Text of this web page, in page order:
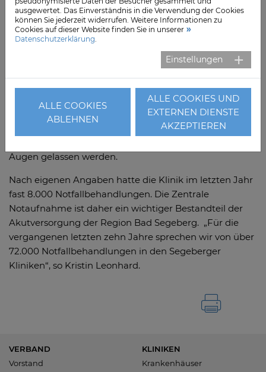
mit der ärztlichen Leitung der Zentralen Notaufnahme
betraut.
Ein Schwerpunkt ihrer Tätigkeit ist die optimale
medizinische Versorgung aller Patienten, die in der ZNA
Hilfe suchen. Kristin Leonhard lege Wert auf die
inhaltliche und organisatorische Optimierung der
Behandlungspfade, heißt es in einer Mitteilung der
Klinik. Gleichzeitig dürfe die Umsetzung der Vorgaben
des gemeinsamen Bundesausschusses (G-BA) für die
Augen gelassen werden.
Nach eigenen Angaben hatte die Klinik im letzten Jahr
fast 8.000 Notfallbehandlungen. Die Zentrale
Notaufnahme ist daher ein wichtiger Bestandteil der
Akutversorgung der Region Bad Segeberg. „Für die
vergangenen letzten zehn Jahre sprechen wir von über
72.000 Notfallbehandlungen in den Segeberger
Kliniken“, so Kristin Leonhard.
VERBAND
Vorstand
KLINIKEN
Krankenhäuser
ausgewertet. Das Einverständnis in die Verwendung der Cookies
können Sie jederzeit widerrufen. Weitere Informationen zu
Cookies auf dieser Website finden Sie in unserer
Datenschutzerklärung.
Einstellungen
ALLE COOKIES
ABLEHNEN
ALLE COOKIES UND
EXTERNEN DIENSTE
AKZEPTIEREN